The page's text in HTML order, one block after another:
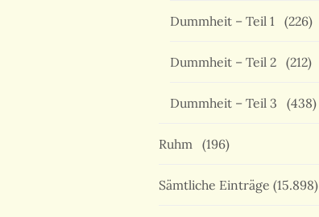
Dummheit – Teil 1 (226)
Dummheit – Teil 2 (212)
Dummheit – Teil 3 (438)
Ruhm (196)
Sämtliche Einträge (15.898)